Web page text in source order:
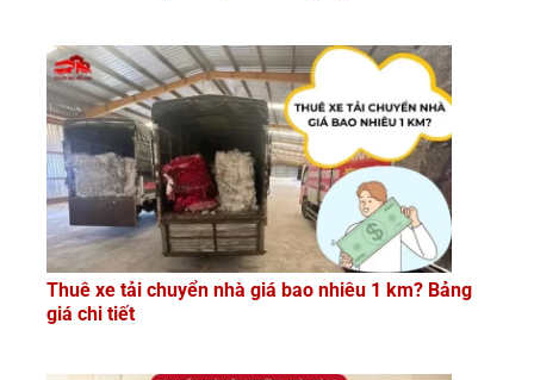
Thuê xe tải chuyển nhà giá bao nhiêu 1 km? Bảng
giá chi tiết